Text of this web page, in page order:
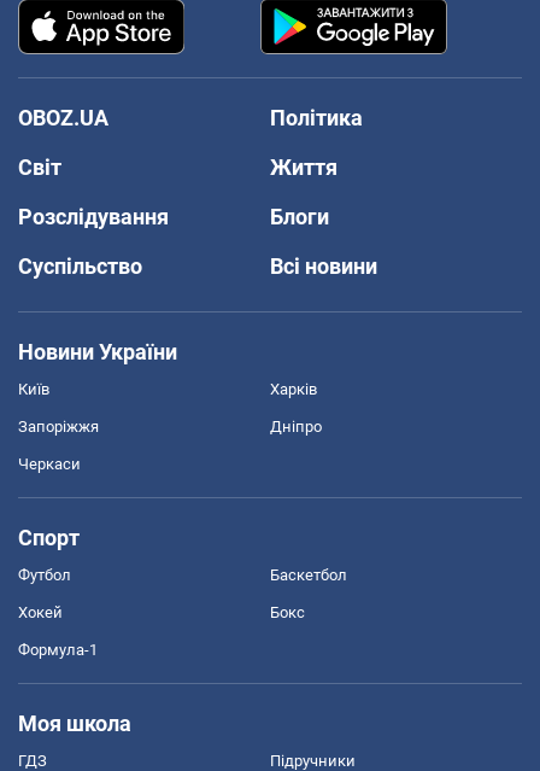
OBOZ.UA
Політика
Світ
Життя
Розслідування
Блоги
Суспільство
Всі новини
Новини України
Київ Харків
Запоріжжя Дніпро
Черкаси
Спорт
Футбол Баскетбол
Хокей Бокс
Формула-1
Моя школа
ГДЗ Підручники